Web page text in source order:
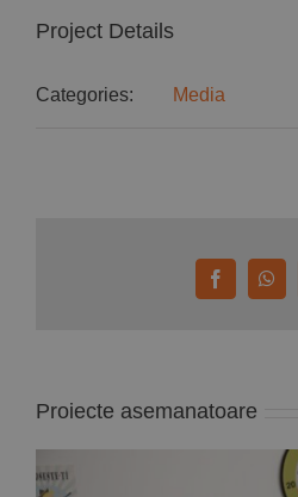
Project Details
Categories: Media
Facebook
Proiecte asemanatoare